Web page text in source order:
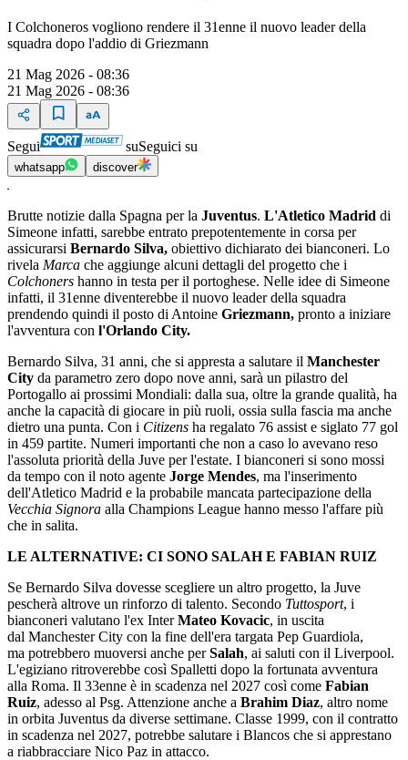
I Colchoneros vogliono rendere il 31enne il nuovo leader della
squadra dopo l'addio di Griezmann
21 Mag 2026 - 08:36
21 Mag 2026 - 08:36
Segui suSeguici su
whatsapp discover
Brutte notizie dalla Spagna per la Juventus. L'Atletico Madrid di
Simeone infatti, sarebbe entrato prepotentemente in corsa per
assicurarsi Bernardo Silva, obiettivo dichiarato dei bianconeri. Lo
rivela Marca che aggiunge alcuni dettagli del progetto che i
Colchoners hanno in testa per il portoghese. Nelle idee di Simeone
infatti, il 31enne diventerebbe il nuovo leader della squadra
prendendo quindi il posto di Antoine Griezmann, pronto a iniziare
l'avventura con l'Orlando City.
Bernardo Silva, 31 anni, che si appresta a salutare il Manchester
City da parametro zero dopo nove anni, sarà un pilastro del
Portogallo ai prossimi Mondiali: dalla sua, oltre la grande qualità, ha
anche la capacità di giocare in più ruoli, ossia sulla fascia ma anche
dietro una punta. Con i Citizens ha regalato 76 assist e siglato 77 gol
in 459 partite. Numeri importanti che non a caso lo avevano reso
l'assoluta priorità della Juve per l'estate. I bianconeri si sono mossi
da tempo con il noto agente Jorge Mendes, ma l'inserimento
dell'Atletico Madrid e la probabile mancata partecipazione della
Vecchia Signora alla Champions League hanno messo l'affare più
che in salita.
LE ALTERNATIVE: CI SONO SALAH E FABIAN RUIZ
Se Bernardo Silva dovesse scegliere un altro progetto, la Juve
pescherà altrove un rinforzo di talento. Secondo Tuttosport, i
bianconeri valutano l'ex InterMateo Kovacic, in uscita
dal Manchester City con la fine dell'era targata Pep Guardiola,
ma potrebbero muoversi anche perSalah, ai saluti con il Liverpool.
L'egiziano ritroverebbe così Spalletti dopo la fortunata avventura
alla Roma. Il 33enne è in scadenza nel 2027 così come Fabian
Ruiz, adesso al Psg. Attenzione anche a Brahim Diaz, altro nome
in orbita Juventus da diverse settimane. Classe 1999, con il contratto
in scadenza nel 2027, potrebbe salutare i Blancos che si apprestano
a riabbracciare Nico Paz in attacco.